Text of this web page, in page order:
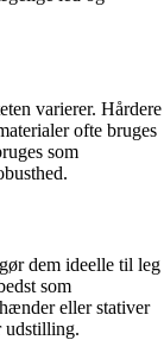
varierer. Hårdere
ofte bruges
som
dem ideelle til leg
som
eller stativer
udstilling.